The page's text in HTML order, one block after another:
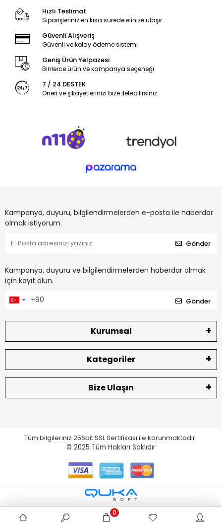
Hızlı Teslimat
Siparişleriniz en kısa sürede elinize ulaşır.
Güvenli Alışveriş
Güvenli ve kolay ödeme sistemi
Geniş Ürün Yelpazesi
Binlerce ürün ve kampanya seçeneği
7 / 24 DESTEK
Öneri ve şikayetlerinizi bize iletebilirsiniz.
Kampanya, duyuru, bilgilendirmelerden e-posta ile haberdar
olmak istiyorum.
Gönder
Kampanya, duyuru ve bilgilendirmelerden haberdar olmak
için kayıt olun.
Gönder
Kurumsal
Kategoriler
Bize Ulaşın
Tüm bilgileriniz 256bit SSL Sertifikası ile korunmaktadır.
© 2025 Tüm Hakları Saklıdır
0